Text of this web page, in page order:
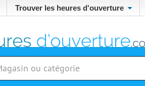
Trouver les heures d'ouverture